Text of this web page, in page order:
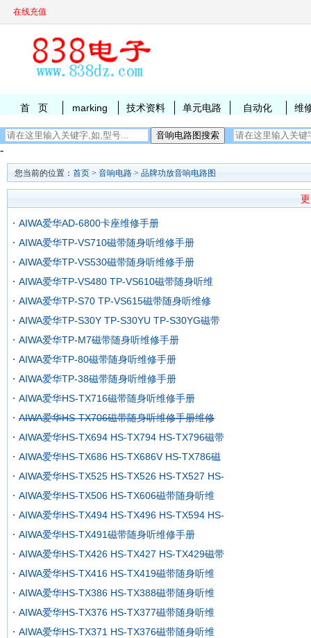
在线充值
首 页 marking 技术资料 单元电路 自动化 维
-
您当前的位置： 首页 > 音响电路 > 品牌功放音响电路图
AIWA爱华AD-6800卡座维修手册
AIWA爱华TP-VS710磁带随身听维修手册
AIWA爱华TP-VS530磁带随身听维修手册
AIWA爱华TP-VS480 TP-VS610磁带随身听维
AIWA爱华TP-S70 TP-VS615磁带随身听维修
AIWA爱华TP-S30Y TP-S30YU TP-S30YG磁带
AIWA爱华TP-M7磁带随身听维修手册
AIWA爱华TP-80磁带随身听维修手册
AIWA爱华TP-38磁带随身听维修手册
AIWA爱华HS-TX716磁带随身听维修手册
AIWA爱华HS-TX706磁带随身听维修手册维修
AIWA爱华HS-TX694 HS-TX794 HS-TX796磁带
AIWA爱华HS-TX686 HS-TX686V HS-TX786磁
AIWA爱华HS-TX525 HS-TX526 HS-TX527 HS-
AIWA爱华HS-TX506 HS-TX606磁带随身听维
AIWA爱华HS-TX494 HS-TX496 HS-TX594 HS-
AIWA爱华HS-TX491磁带随身听维修手册
AIWA爱华HS-TX426 HS-TX427 HS-TX429磁带
AIWA爱华HS-TX416 HS-TX419磁带随身听维
AIWA爱华HS-TX386 HS-TX388磁带随身听维
AIWA爱华HS-TX376 HS-TX377磁带随身听维
AIWA爱华HS-TX371 HS-TX376磁带随身听维